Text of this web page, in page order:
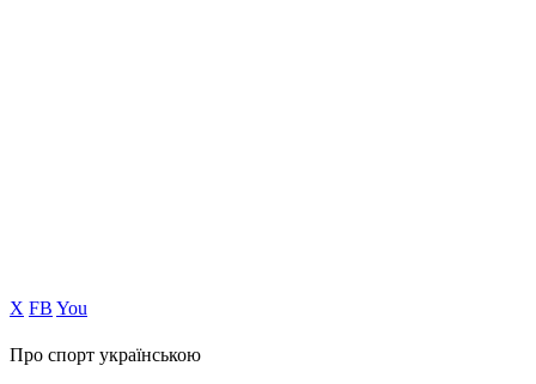
Х FB You
Про спорт українською